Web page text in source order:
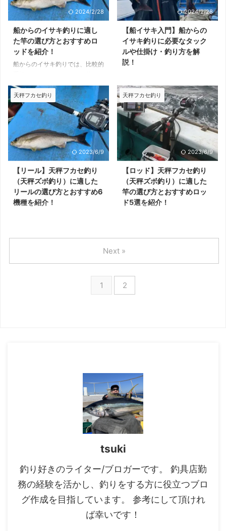
すので、ぜひ参考にしてくださ
い。 天秤フカセ釣りの仕掛け コ
マセカゴに撒き餌を入れて海中に
撒き、流れる撒き餌と仕掛けを同
調させ、魚を寄せて釣るのが天秤
フカセ釣りです。 天秤フカセ用
の仕掛けは、その釣り方の様子か
ます。 仕掛け以外にも天秤やコ
...
め機種を紹介します。 船のイサ
キ釣りには電動リールが必須!? 船
のイサキ釣りは、コマセを撒いて
魚を寄せて釣る天秤フカセ釣りが
定番。 イサキは潮通しの良い場
所を好むため、釣りをするポイン
トは、流れが早いことも多いで
用するため、楽に釣りをしたい ...
2024/2/28
船からのイサキ釣りに適し
た竿の選び方とおすすめロ
ッドを紹介！
船からのイサキ釣りでは、比較的
す。 群れに当たれば初心者でも
簡単に釣れますが、効率よくスム
ーズに釣るためには、適切な竿を
選ぶのが重要です。 本記事で
は、よりたくさんイサキを釣るた
めに、イサキ釣りに適した竿の選
び方と厳選したおすすめのロッド
を紹介します。 イサキの竿＝天
秤フカセができる竿 船からイサ
キ狙うための専用竿は、ほどんど
ないため、汎用船竿を使うのが一
般的です。 船のイサキ釣りは、
コマセを使った天秤フカセ釣り
2024/2/28
【船イサキ入門】船からの
イサキ釣りに必要なタック
ルや仕掛け・釣り方を解
説！
人気ターゲットです。 ハイシー
ズンは初心者でも数釣りが楽し
め、船釣り入門にも最適。 本記
事では、船釣りでイサキを狙う場
合に必要な道具や釣り方を解説し
ます。 船のイサキ釣り＝天秤フ
カセ釣り（吹き流し仕掛) イサキ
は本州の中部以南に沿岸部に生息
しており、潮通しの良い岩礁帯を
好む魚です。 小型のイサキはス
ーパーなどで出回ることもある大
衆魚ですが、1kgを超える大型は
料亭などで高級魚として扱われて
る"天秤フカセ釣り"で狙うのが ...
天秤フカセ釣り
2023/6/9
【リール】天秤フカセ釣り
（天秤ズボ釣り）に適した
リールの選び方とおすすめ6
機種を紹介！
天秤フカセ釣り
2023/6/9
【ロッド】天秤フカセ釣り
（天秤ズボ釣り）に適した
竿の選び方とおすすめロッ
ド5選を紹介！
にアジやイサキなど小型の魚を狙
う場合もあり、それぞれターゲッ
トに適したロッドを選ぶのが重要
です。 本記事では、天秤フカセ
釣りに適した竿の選び方とおすす
長さ 釣り竿の長さは、2〜3 ...
1 2
Next »
tsuki
釣り好きのライター/ブロガーです。 釣具店勤
務の経験を活かし、釣りをする方に役立つブロ
グ作成を目指しています。 参考にして頂けれ
ば幸いです！